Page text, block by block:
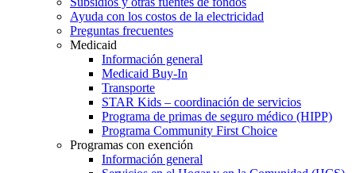
Ayuda con los costos de la electricidad
Preguntas frecuentes
Medicaid
Información general
Medicaid Buy-In
Transporte
STAR Kids – coordinación de servicios
Programa de primas de seguro médico (HIPP)
Programa Community First Choice
Programas con exención
Información general